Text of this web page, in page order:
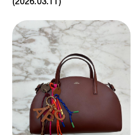
2026.03.11